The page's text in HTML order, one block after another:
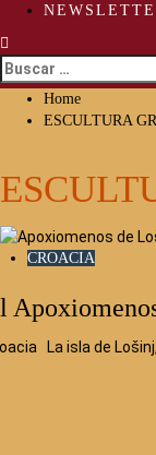
Buscar:
Home
ESCULTURA
CROACIA
La isla de